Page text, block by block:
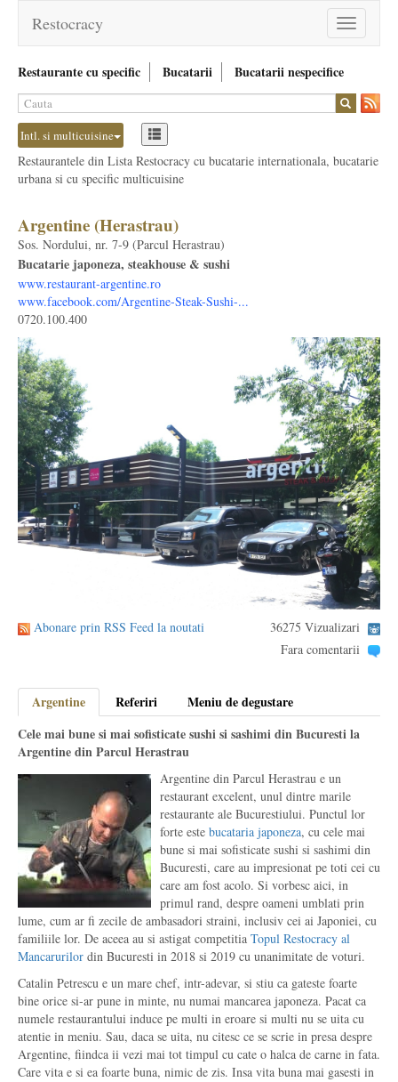
Toggle
navigation
Restocracy
Restaurante cu specific Bucatarii Bucatarii nespecifice
Intl. si multicuisine
Restaurantele din Lista Restocracy cu bucatarie internationala, bucatarie
urbana si cu specific multicuisine
Argentine (Herastrau)
Sos. Nordului, nr. 7-9 (Parcul Herastrau)
Bucatarie japoneza, steakhouse & sushi
www.restaurant-argentine.ro
www.facebook.com/Argentine-Steak-Sushi-...
0720.100.400
Abonare prin RSS Feed la noutati
36275 Vizualizari
Fara comentarii
Argentine Referiri
Meniu de degustare
Cele mai bune si mai sofisticate sushi si sashimi din Bucuresti la
Argentine din Parcul Herastrau
Argentine din Parcul Herastrau e un
restaurant excelent, unul dintre marile
restaurante ale Bucurestiului. Punctul lor
forte este bucataria japoneza, cu cele mai
bune si mai sofisticate sushi si sashimi din
Bucuresti, care au impresionat pe toti cei cu
care am fost acolo. Si vorbesc aici, in
primul rand, despre oameni umblati prin
lume, cum ar fi zecile de ambasadori straini, inclusiv cei ai Japoniei, cu
familiile lor. De aceea au si astigat competitia Topul Restocracy al
Mancarurilor din Bucuresti in 2018 si 2019 cu unanimitate de voturi.
Catalin Petrescu e un mare chef, intr-adevar, si stiu ca gateste foarte
bine orice si-ar pune in minte, nu numai mancarea japoneza. Pacat ca
numele restaurantului induce pe multi in eroare si multi nu se uita cu
atentie in meniu. Sau, daca se uita, nu citesc ce se scrie in presa despre
Argentine, fiindca ii vezi mai tot timpul cu cate o halca de carne in fata.
Care vita e si ea foarte buna, nimic de zis. Insa vita buna mai gasesti in